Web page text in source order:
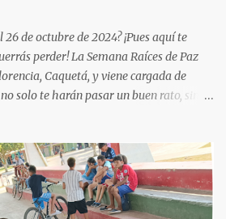
habitada por personas amables,
con el...
26 de octubre de 2024? ¡Pues aquí te
perder! La Semana Raíces de Paz
Caquetá, y viene cargada de
solo te harán pasar un buen rato, sino
es crear espacios para la
la promoción de la creatividad y las
Es un llamado para conectarnos
los demás y, sobre todo, con el entorno